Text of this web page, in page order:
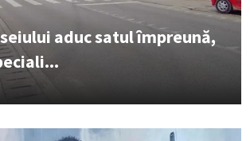
aduc satul împreună,